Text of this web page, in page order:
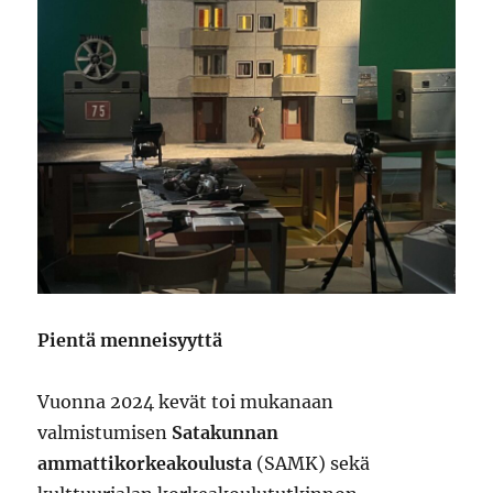
Pientä menneisyyttä
Vuonna 2024 kevät toi mukanaan
valmistumisen Satakunnan
ammattikorkeakoulusta (SAMK) sekä